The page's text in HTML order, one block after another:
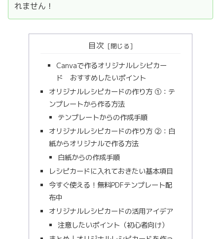
れません！
目次
Canvaで作るオリジナルレシピカー
ド おすすめしたいポイント
オリジナルレシピカードの作り方 ①：テ
ンプレートから作る方法
テンプレートからの作成手順
オリジナルレシピカードの作り方 ②：白
紙からオリジナルで作る方法
白紙からの作成手順
レシピカードに入れておきたい基本項目
今すぐ使える！無料PDFテンプレート配
布中
オリジナルレシピカードの活用アイデア
注意したいポイント（初心者向け）